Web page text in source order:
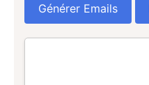
Générer Emails